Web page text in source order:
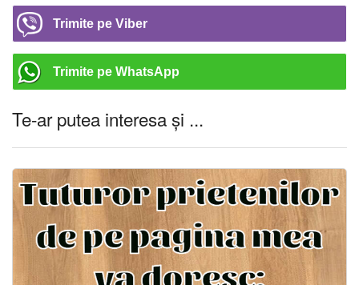
Trimite pe Viber
Trimite pe WhatsApp
Te-ar putea interesa și ...